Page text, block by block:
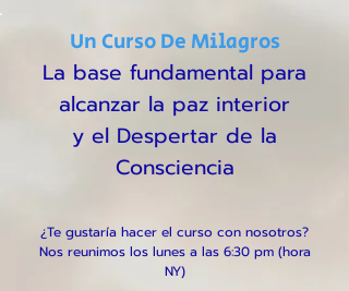
Un Curso De Milagros
La base fundamental para
alcanzar la paz interior
y el Despertar de la
Consciencia
¿Te gustaría hacer el curso con nosotros?
Nos reunimos los lunes a las 6:30 pm (hora
NY)